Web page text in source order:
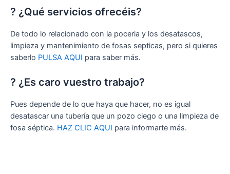
? ¿Qué servicios ofrecéis?
De todo lo relacionado con la poceria y los desatascos,
limpieza y mantenimiento de fosas septicas, pero si quieres
saberlo PULSA AQUI para saber más.
? ¿Es caro vuestro trabajo?
Pues depende de lo que haya que hacer, no es igual
desatascar una tubería que un pozo ciego o una limpieza de
fosa séptica. HAZ CLIC AQUI para informarte más.